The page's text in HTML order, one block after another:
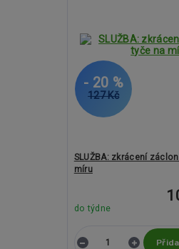
127 Kč
- 20 %
SLUŽBA: zkrácení
míru
do týdne